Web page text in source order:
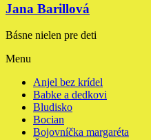
Jana Barillová
Básne nielen pre deti
Menu
Anjel bez krídel
Babke a dedkovi
Bludisko
Bocian
Bojovníčka margaréta